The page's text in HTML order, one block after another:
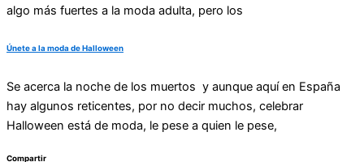
algo más fuertes a la moda adulta, pero los
Únete a la moda de Halloween
Se acerca la noche de los muertos y aunque aquí en España
hay algunos reticentes, por no decir muchos, celebrar
Halloween está de moda, le pese a quien le pese,
Compartir